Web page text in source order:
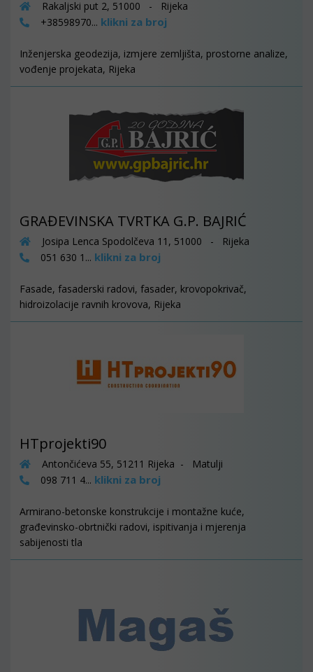
Rakaljski put 2, 51000 - Rijeka
+38598970... klikni za broj
Inženjerska geodezija, izmjere zemljišta, prostorne analize,
vođenje projekata, Rijeka
GRAĐEVINSKA TVRTKA G.P. BAJRIĆ
Josipa Lenca Spodolčeva 11, 51000 - Rijeka
051 630 1... klikni za broj
Fasade, fasaderski radovi, fasader, krovopokrivač,
hidroizolacije ravnih krovova, Rijeka
HTprojekti90
Antončićeva 55, 51211 Rijeka - Matulji
098 711 4... klikni za broj
Armirano-betonske konstrukcije i montažne kuće,
građevinsko-obrtnički radovi, ispitivanja i mjerenja
sabijenosti tla